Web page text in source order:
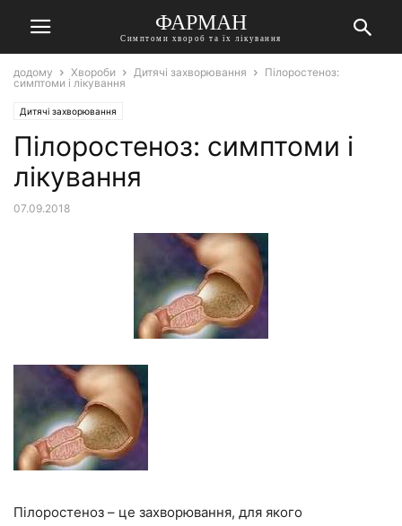
ФАРМАН
Симптоми хвороб та їх лікування
додому Хвороби Дитячі захворювання
Пілоростеноз:
симптоми і лікування
Дитячі захворювання
Пілоростеноз: симптоми і
лікування
07.09.2018
Пілоростеноз – це захворювання, для якого